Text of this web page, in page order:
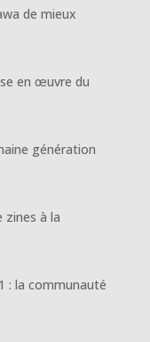
de mieux
en œuvre du
génération
zines à la
: la communauté